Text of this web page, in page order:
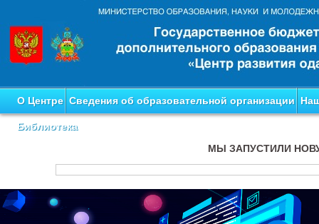
О Центре Сведения об образовательной организации
Библиотека
МЫ ЗАПУСТИЛИ